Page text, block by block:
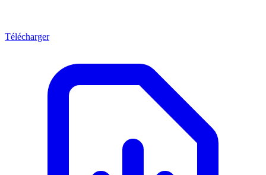
Télécharger